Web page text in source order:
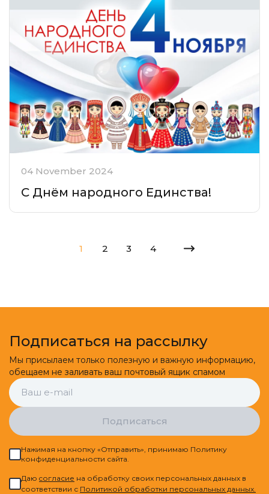
04 November 2024
С Днём народного Единства!
1 2 3 4
Подписаться на рассылку
Мы присылаем только полезную и важную информацию,
обещаем не заливать ваш почтовый ящик спамом
Подписаться
Нажимая на кнопку «Отправить», принимаю Политику
конфиденциальности сайта.
Даю cогласие на обработку своих персональных данных в
соответствии с Политикой обработки персональных данных.